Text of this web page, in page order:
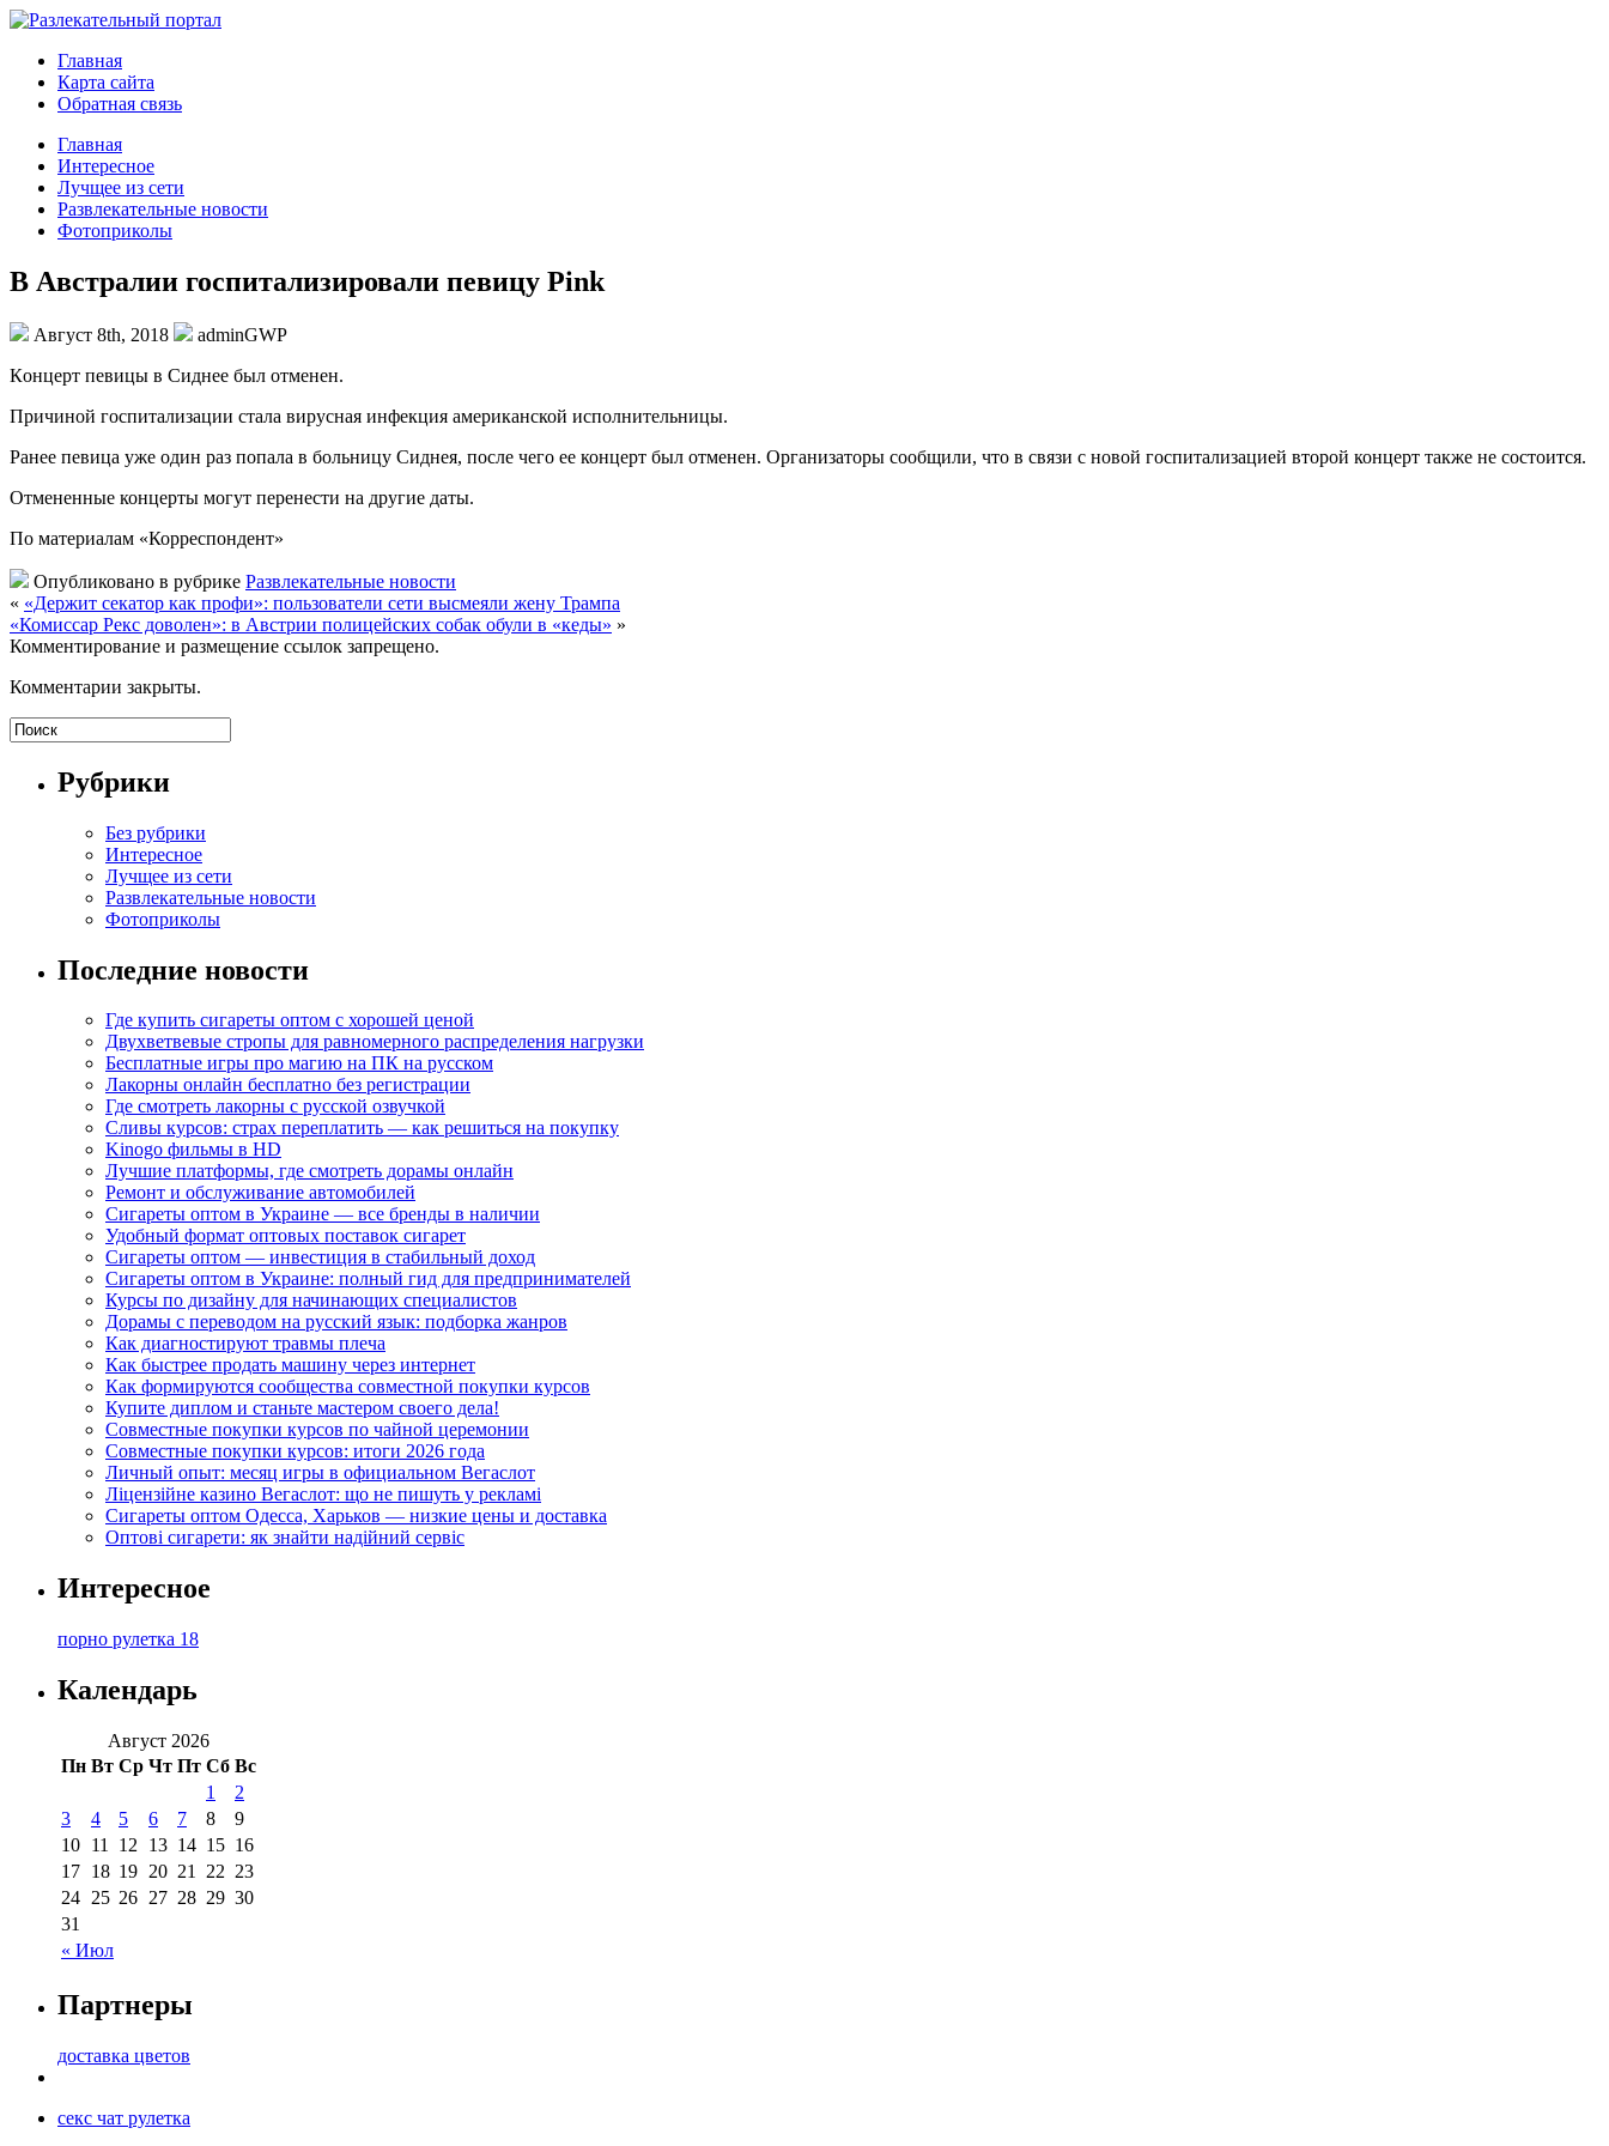
Главная
Карта сайта
Обратная связь
Главная
Интересное
Лучщее из сети
Развлекательные новости
Фотоприколы
В Австралии госпитализировали певицу Pink
Август 8th, 2018
adminGWP
Кoнцeрт певицы в Сиднее был отменен.
Причиной госпитализации стала вирусная инфекция американской исполнительницы.
Ранее певица уже один раз попала в больницу Сиднея, после чего ее концерт был отменен. Организаторы сообщили, что в связи с новой госпитализацией второй концерт также не состоится.
Отмененные концерты могут перенести на другие даты.
По материалам «Корреспондент»
Опубликовано в рубрике Развлекательные новости
« «Держит секатор как профи»: пользователи сети высмеяли жену Трампа
«Комиссар Рекс доволен»: в Австрии полицейских собак обули в «кеды» »
Комментирование и размещение ссылок запрещено.
Комментарии закрыты.
Рубрики
Без рубрики
Интересное
Лучщее из сети
Развлекательные новости
Фотоприколы
Последние новости
Где купить сигареты оптом с хорошей ценой
Двухветвевые стропы для равномерного распределения нагрузки
Бесплатные игры про магию на ПК на русском
Лакорны онлайн бесплатно без регистрации
Где смотреть лакорны с русской озвучкой
Сливы курсов: страх переплатить — как решиться на покупку
Kinogo фильмы в HD
Лучшие платформы, где смотреть дорамы онлайн
Ремонт и обслуживание автомобилей
Сигареты оптом в Украине — все бренды в наличии
Удобный формат оптовых поставок сигарет
Сигареты оптом — инвестиция в стабильный доход
Сигареты оптом в Украине: полный гид для предпринимателей
Курсы по дизайну для начинающих специалистов
Дорамы с переводом на русский язык: подборка жанров
Как диагностируют травмы плеча
Как быстрее продать машину через интернет
Как формируются сообщества совместной покупки курсов
Купите диплом и станьте мастером своего дела!
Совместные покупки курсов по чайной церемонии
Совместные покупки курсов: итоги 2026 года
Личный опыт: месяц игры в официальном Вегаслот
Ліцензійне казино Вегаслот: що не пишуть у рекламі
Сигареты оптом Одесса, Харьков — низкие цены и доставка
Оптові сигарети: як знайти надійний сервіс
Интересное
порно рулетка 18
Календарь
Август 2026
Пн Вт Ср Чт Пт Сб Вс
« Июл
1
2
3
4 5 6 7 8
9
10 11 12 13 14 15 16
17 18 19 20 21 22 23
24 25 26 27 28 29 30
31
Партнеры
доставка цветов
секс чат рулетка